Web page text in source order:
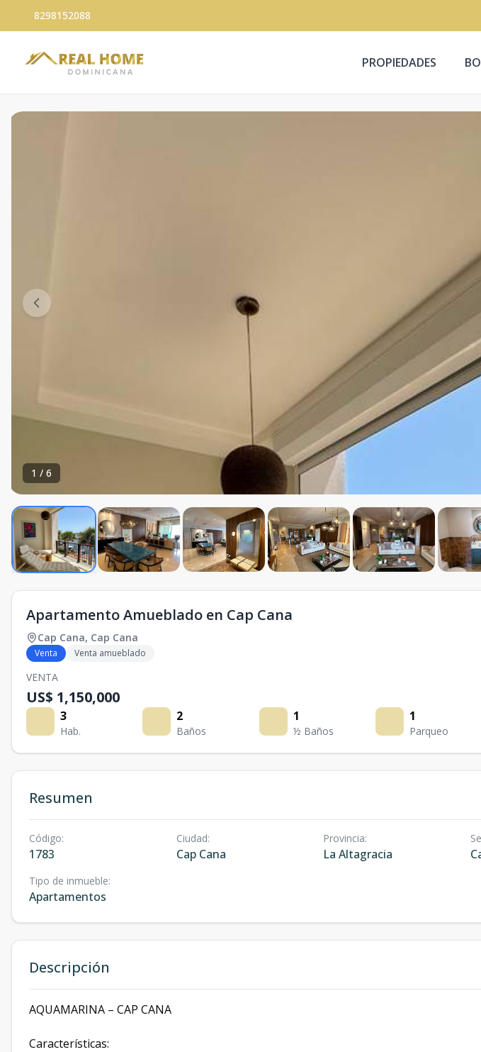
8298152088
PROPIEDADES
1 / 6
Apartamento Amueblado en Cap Cana
Cap Cana, Cap Cana
Venta Venta amueblado
VENTA
US$ 1,150,000
3
Hab.
2
Baños
1
½ Baños
1
Parqueo
Resumen
Código:
1783
Ciudad:
Cap Cana
Provincia:
La Altagracia
Tipo de inmueble:
Apartamentos
Descripción
AQUAMARINA – CAP CANA
Características: